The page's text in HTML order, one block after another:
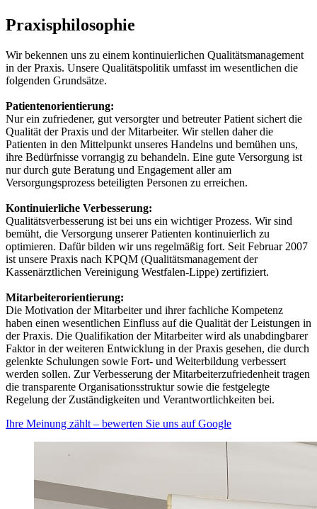
Praxisphilosophie
Wir bekennen uns zu einem kontinuierlichen Qualitätsmanagement
in der Praxis. Unsere Qualitätspolitik umfasst im wesentlichen die
folgenden Grundsätze.
Patientenorientierung:
Nur ein zufriedener, gut versorgter und betreuter Patient sichert die
Qualität der Praxis und der Mitarbeiter. Wir stellen daher die
Patienten in den Mittelpunkt unseres Handelns und bemühen uns,
ihre Bedürfnisse vorrangig zu behandeln. Eine gute Versorgung ist
nur durch gute Beratung und Engagement aller am
Versorgungsprozess beteiligten Personen zu erreichen.
Kontinuierliche Verbesserung:
Qualitätsverbesserung ist bei uns ein wichtiger Prozess. Wir sind
bemüht, die Versorgung unserer Patienten kontinuierlich zu
optimieren. Dafür bilden wir uns regelmäßig fort. Seit Februar 2007
ist unsere Praxis nach KPQM (Qualitätsmanagement der
Kassenärztlichen Vereinigung Westfalen-Lippe) zertifiziert.
Mitarbeiterorientierung:
Die Motivation der Mitarbeiter und ihrer fachliche Kompetenz
haben einen wesentlichen Einfluss auf die Qualität der Leistungen in
der Praxis. Die Qualifikation der Mitarbeiter wird als unabdingbarer
Faktor in der weiteren Entwicklung in der Praxis gesehen, die durch
gelenkte Schulungen sowie Fort- und Weiterbildung verbessert
werden sollen. Zur Verbesserung der Mitarbeiterzufriedenheit tragen
die transparente Organisationsstruktur sowie die festgelegte
Regelung der Zuständigkeiten und Verantwortlichkeiten bei.
Ihre Meinung zählt – bewerten Sie uns auf Google